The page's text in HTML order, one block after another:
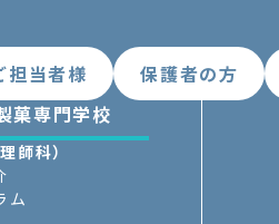
担当者様 保護者の方
菓専門学校
師科）
ム